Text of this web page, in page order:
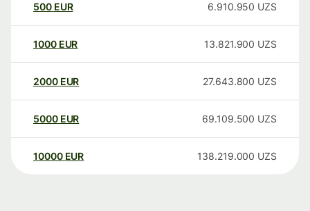
500 EUR 6.910.950 UZS
1000 EUR 13.821.900 UZS
2000 EUR 27.643.800 UZS
5000 EUR 69.109.500 UZS
10000 EUR 138.219.000 UZS